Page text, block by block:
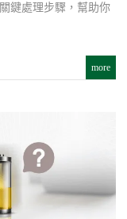
鍵處理步驟，幫助你
more